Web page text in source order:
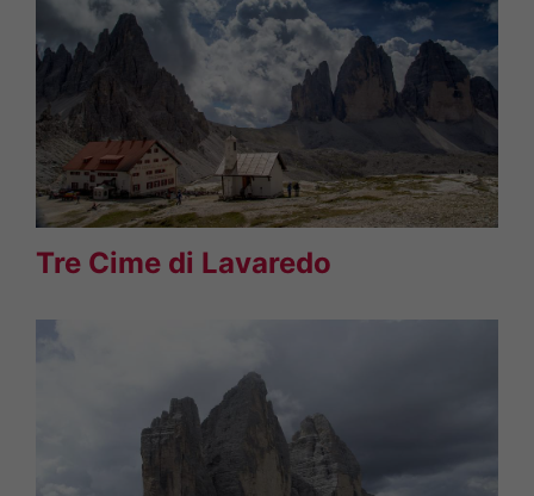
Tre Cime di Lavaredo